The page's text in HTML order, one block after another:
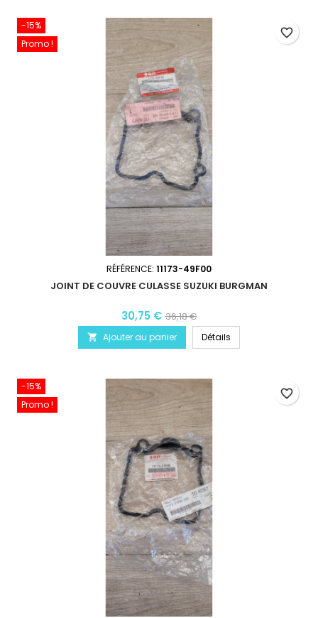
-15%
Promo !
RÉFÉRENCE: 11173-49F00
JOINT DE COUVRE CULASSE SUZUKI BURGMAN
30,75 € 36,18 €
 Ajouter au panier Détails
favorite_border
-15%
Promo !
favorite_border